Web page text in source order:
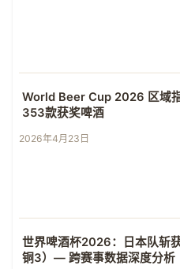
World Beer Cup 2026 区域
353款获奖啤酒
2026年4月23日
世界啤酒杯2026：日本队斩
铜3）— 跨赛事数据深度分析